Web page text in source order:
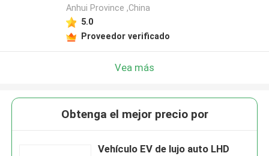
Anhui Province ,China
5.0
Proveedor verificado
Vea más
Obtenga el mejor precio por
Vehículo EV de lujo auto LHD